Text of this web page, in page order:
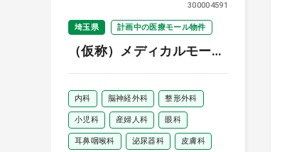
300004591
埼玉県 計画中の医療モール物件
（仮称）メディカルモール
内科 脳神経外科 整形外科
小児科 産婦人科 眼科
耳鼻咽喉科 泌尿器科 皮膚科